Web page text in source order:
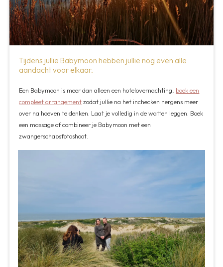
Tijdens jullie Babymoon hebben jullie nog even alle
aandacht voor elkaar.
Een Babymoon is meer dan alleen een hotelovernachting, boek een
compleet arrangementzodat jullie na het inchecken nergens meer
over na hoeven te denken. Laat je volledig in de watten leggen. Boek
een massage of combineer je Babymoon met een
zwangerschapsfotoshoot.